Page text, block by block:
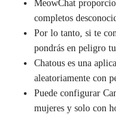
MeowChat
completos
Por lo tanto, si te
pondrás en peligro
Chatous es una
aleatoriamente con
Puede configurar
mujeres y solo con